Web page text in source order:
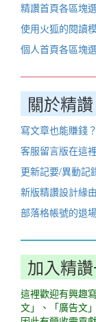
精讚首頁各區塊
使用火狐的閱讀
個人首頁各區塊
關於精讚
寫文章也能賺錢
客服留言版在這裡
更新記要/異動記
新版精讚設計緣由
部落格帳號的退
加入精
這裡歡迎有興趣
文」、「廣告文